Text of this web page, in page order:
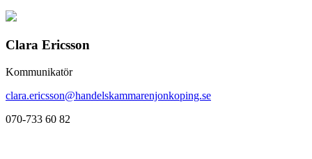
Clara Ericsson
Kommunikatör
clara.ericsson@handelskammarenjonkoping.se
070-733 60 82